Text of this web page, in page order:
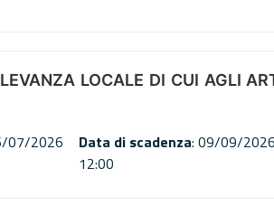
LOCALE DI CUI AGLI
07/2026
Data di scadenza: 09/09/2026
12:00